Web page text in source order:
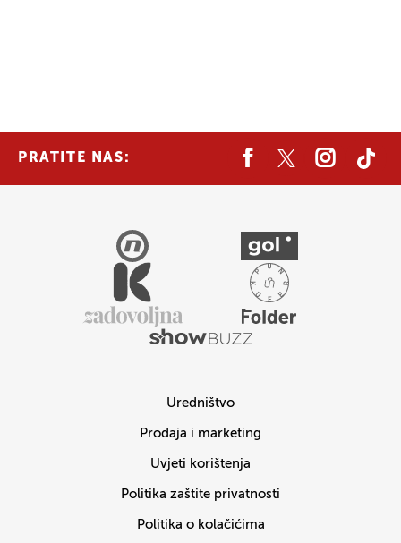
PRATITE NAS:
Uredništvo
Prodaja i marketing
Uvjeti korištenja
Politika zaštite privatnosti
Politika o kolačićima